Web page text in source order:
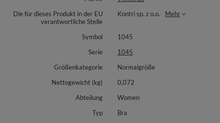
Metallhaken für Träger
Rückenteil aus elastischem, verstärktem Netz
Umfangseinstellung.
perfekt als Geschenk eignet
Erhältlich in Beige, Weiß, Schwarz, Rot, Fuchsiafarben, Dunkelblau,
Die für dieses Produkt in der EU
verantwortliche Stelle
Kontri sp. z o.o. Mehr
Symbol
1045
Serie
1045
Größenkategorie
Normalgröße
Nettogewicht (kg)
0,072
Abteilung
Women
Typ
Bra